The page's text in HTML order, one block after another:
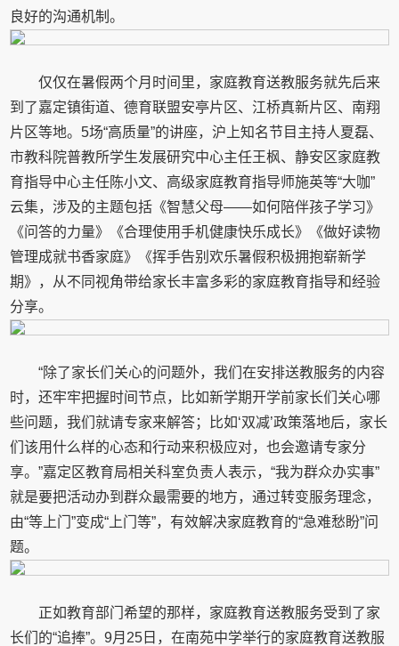
良好的沟通机制。
仅仅在暑假两个月时间里，家庭教育送教服务就先后来
到了嘉定镇街道、德育联盟安亭片区、江桥真新片区、南翔
片区等地。5场“高质量”的讲座，沪上知名节目主持人夏磊、
市教科院普教所学生发展研究中心主任王枫、静安区家庭教
育指导中心主任陈小文、高级家庭教育指导师施英等“大咖”
云集，涉及的主题包括《智慧父母——如何陪伴孩子学习》
《问答的力量》《合理使用手机健康快乐成长》《做好读物
管理成就书香家庭》《挥手告别欢乐暑假积极拥抱崭新学
期》，从不同视角带给家长丰富多彩的家庭教育指导和经验
分享。
“除了家长们关心的问题外，我们在安排送教服务的内容
时，还牢牢把握时间节点，比如新学期开学前家长们关心哪
些问题，我们就请专家来解答；比如‘双减’政策落地后，家长
们该用什么样的心态和行动来积极应对，也会邀请专家分
享。”嘉定区教育局相关科室负责人表示，“我为群众办实事”
就是要把活动办到群众最需要的地方，通过转变服务理念，
由“等上门”变成“上门等”，有效解决家庭教育的“急难愁盼”问
题。
正如教育部门希望的那样，家庭教育送教服务受到了家
长们的“追捧”。9月25日，在南苑中学举行的家庭教育送教服